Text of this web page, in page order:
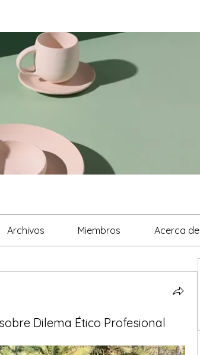
Archivos Miembros Acerca de
Dilema Ético Profesional